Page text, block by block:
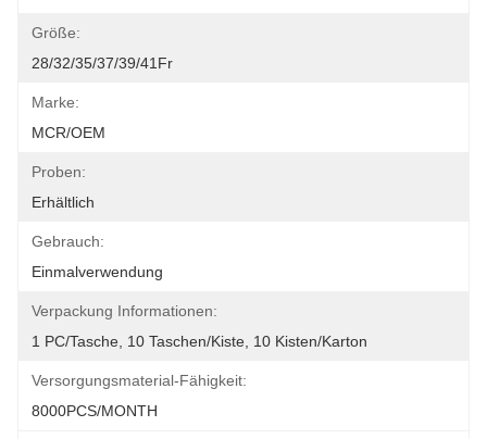
Größe:
28/32/35/37/39/41Fr
Marke:
MCR/OEM
Proben:
Erhältlich
Gebrauch:
Einmalverwendung
Verpackung Informationen:
1 PC/Tasche, 10 Taschen/Kiste, 10 Kisten/Karton
Versorgungsmaterial-Fähigkeit:
8000PCS/MONTH